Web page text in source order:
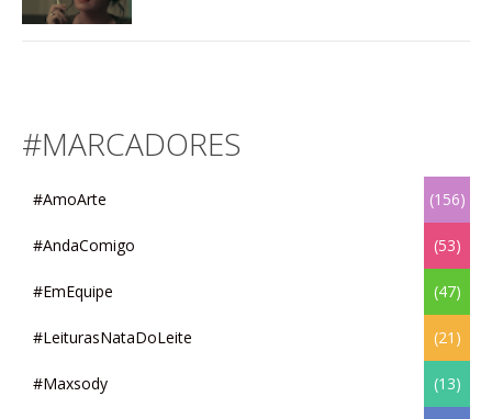
#MARCADORES
#AmoArte (156)
#AndaComigo (53)
#EmEquipe (47)
#LeiturasNataDoLeite (21)
#Maxsody (13)